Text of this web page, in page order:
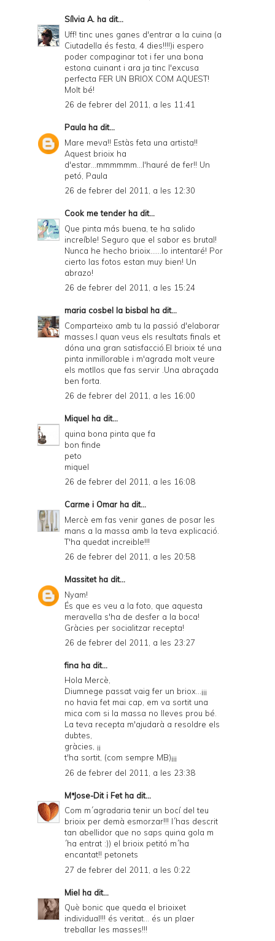
Sílvia A. ha dit...
Uff! tinc unes ganes d'entrar a la cuina (a
Ciutadella és festa, 4 dies!!!!)i espero
poder compaginar tot i fer una bona
estona cuinant i ara ja tinc l'excusa
perfecta FER UN BRIOX COM AQUEST!
Molt bé!
26 de febrer del 2011, a les 11:41
Paula ha dit...
Mare meva!! Estàs feta una artista!!
Aquest brioix ha
d'estar...mmmmmm...l'hauré de fer!! Un
petó, Paula
26 de febrer del 2011, a les 12:30
Cook me tender ha dit...
Que pinta más buena, te ha salido
increíble! Seguro que el sabor es brutal!
Nunca he hecho brioix......lo intentaré! Por
cierto las fotos estan muy bien! Un
abrazo!
26 de febrer del 2011, a les 15:24
maria cosbel la bisbal ha dit...
Comparteixo amb tu la passió d'elaborar
masses.I quan veus els resultats finals et
dóna una gran satisfacció.El brioix té una
pinta inmillorable i m'agrada molt veure
els motllos que fas servir .Una abraçada
ben forta.
26 de febrer del 2011, a les 16:00
Miquel ha dit...
quina bona pinta que fa
bon finde
peto
miquel
26 de febrer del 2011, a les 16:08
Carme i Omar ha dit...
Mercè em fas venir ganes de posar les
mans a la massa amb la teva explicació.
T'ha quedat increible!!!
26 de febrer del 2011, a les 20:58
Massitetha dit...
Nyam!
És que es veu a la foto, que aquesta
meravella s'ha de desfer a la boca!
Gràcies per socialitzar recepta!
26 de febrer del 2011, a les 23:27
fina ha dit...
Hola Mercè,
Diumnege passat vaig fer un briox...¡¡¡
no havia fet mai cap, em va sortit una
mica com si la massa no lleves prou bé.
La teva recepta m'ajudarà a resoldre els
dubtes,
gràcies, ¡¡
t'ha sortit, (com sempre MB)¡¡¡
26 de febrer del 2011, a les 23:38
MªJose-Dit i Fetha dit...
Com m´agradaria tenir un bocí del teu
brioix per demà esmorzar!!! l´has descrit
tan abellidor que no saps quina gola m
´ha entrat :)) el brioix petitó m´ha
encantat!! petonets
27 de febrer del 2011, a les 0:22
Miel ha dit...
Què bonic que queda el brioixet
individual!!! és veritat... és un plaer
treballar les masses!!!